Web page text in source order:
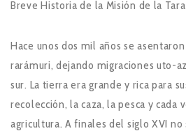
Breve Historia de la Misión de la
Hace unos dos mil años se
rarámuri, dejando migraciones uto-
sur. La tierra era grande y rica para
recolección, la caza, la pesca y cada
agricultura. A finales del siglo XVI no